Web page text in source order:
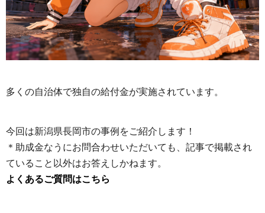
多くの自治体で独自の給付金が実施されています。
今回は新潟県長岡市の事例をご紹介します！
＊助成金なうにお問合わせいただいても、記事で掲載され
ていること以外はお答えしかねます。
よくあるご質問はこちら